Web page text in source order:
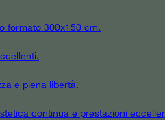
formato 300x150 cm.
e piena libertà.
continua e prestazioni